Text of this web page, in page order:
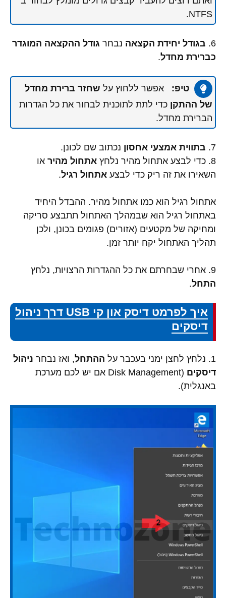
NTFS.
6. בגודל יחידת הקצאה נבחר גודל ההקצאה המוגדר
כברירת מחדל.
טיפ: אפשר ללחוץ על שחזר ברירת מחדל
של ההתקן כדי לתת לתוכנית לבחור את כל הגדרות
הברירת מחדל.
7. בתווית אמצעי אחסון נכתוב שם לכונן.
8. כדי לבצע אתחול מהיר נלחץ
אתחול מהיר או
השאירו את זה ריק כדי לבצע אתחול רגיל.
אתחול רגיל הוא כמו אתחול מהיר. ההבדל היחיד
באתחול רגיל הוא שבמהלך האתחול תתבצע סריקה
ומחיקה של מקטעים (אזורים) פגומים בכונן, ולכן
תהליך האתחול יקח יותר זמן.
9. אחרי שבחרתם את כל ההגדרות הרצויות, נלחץ
התחל.
איך לפרמט דיסק און קי USB דרך ניהול
דיסקים
1. נלחץ לחצן ימני בעכבר על ההתחל, ואז נבחר ניהול
דיסקים
(Disk Management אם יש לכם מערכת
באנגלית).